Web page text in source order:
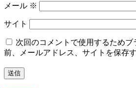
メール ※
サイト
次回のコメントで使用するためブ
前、メールアドレス、サイトを保存す